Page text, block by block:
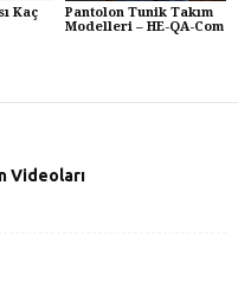
Kaç
Pantolon Tunik Takım
Modelleri – HE-QA-Com
Videoları